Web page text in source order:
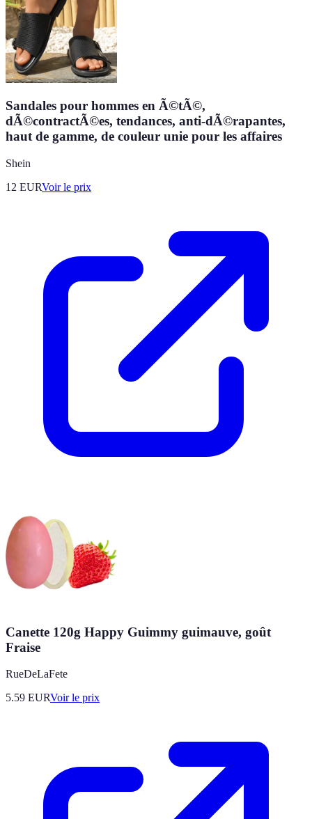
Sandales pour hommes en Ã©tÃ©,
dÃ©contractÃ©es, tendances, anti-dÃ©rapantes,
haut de gamme, de couleur unie pour les affaires
Shein
12 EURVoir le prix
Canette 120g Happy Guimmy guimauve, goût
Fraise
RueDeLaFete
5.59 EURVoir le prix